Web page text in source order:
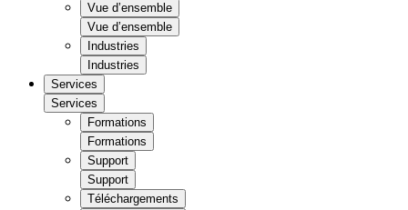
Vue d’ensemble
Vue d’ensemble
Industries
Industries
Services
Services
Formations
Formations
Support
Support
Téléchargements